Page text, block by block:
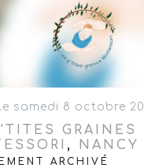
samedi 8 octobre
GRAINES
, NANCY
ARCHIVÉ